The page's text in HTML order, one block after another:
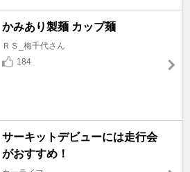
かみあり製麺 カップ麺
ＲＳ_梅千代さん
184
サーキットデビューには走行会
がおすすめ！